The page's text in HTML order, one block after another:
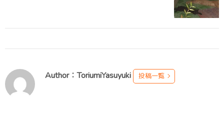
Author：ToriumiYasuyuki 投稿一覧